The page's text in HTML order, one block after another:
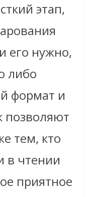
этап,
его нужно,
либо
формат и
позволяют
тем, кто
в чтении
приятное